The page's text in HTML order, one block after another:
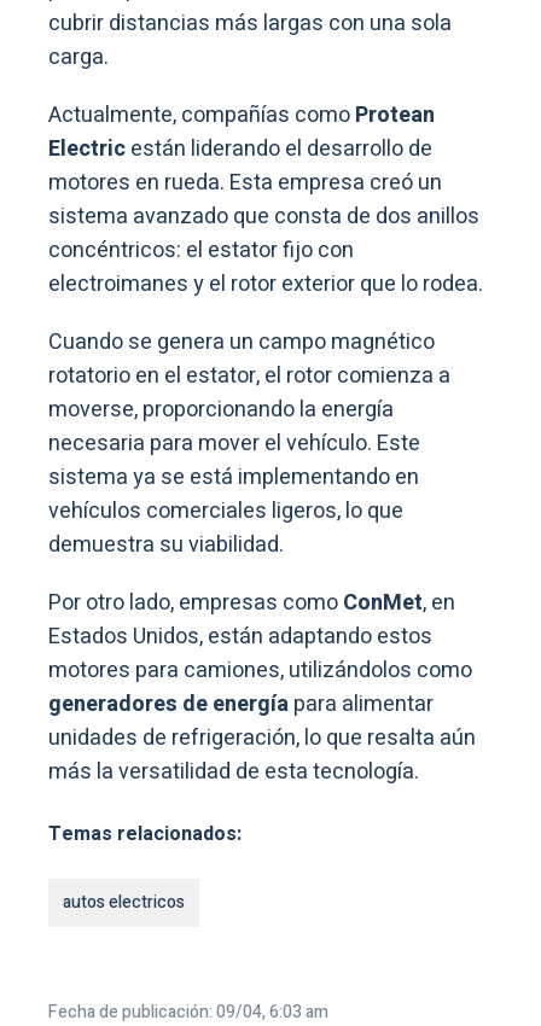
cubrir distancias más largas con una sola
carga.
Actualmente, compañías comoProtean
Electricestán liderando el desarrollo de
motores en rueda. Esta empresa creó un
sistema avanzado que consta de dos anillos
concéntricos: el estator fijo con
electroimanes y el rotor exterior que lo rodea.
Cuando se genera un campo magnético
rotatorio en el estator, el rotor comienza a
moverse, proporcionando la energía
necesaria para mover el vehículo. Este
sistema ya se está implementando en
vehículos comerciales ligeros, lo que
demuestra su viabilidad.
Por otro lado, empresas comoConMet, en
Estados Unidos, están adaptando estos
motores para camiones, utilizándolos como
generadores de energíapara alimentar
unidades de refrigeración, lo que resalta aún
más la versatilidad de esta tecnología.
Temas relacionados:
autos electricos
Fecha de publicación: 09/04, 6:03 am